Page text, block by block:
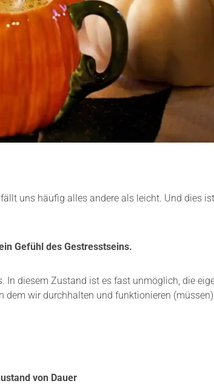
uns häufig alles andere als leicht. Und dies
Gefühl des Gestresstseins.
In diesem Zustand ist es fast unmöglich, die
wir durchhalten und funktionieren
von Dauer